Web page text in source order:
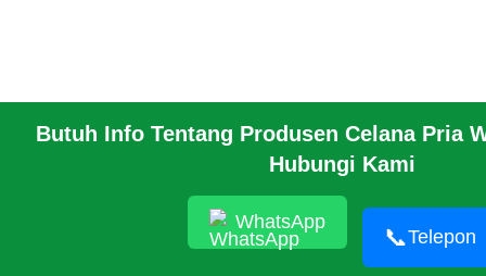
Butuh Info Tentang Produsen Celana Pria
Hubungi Kami
WhatsApp
📞Telepon